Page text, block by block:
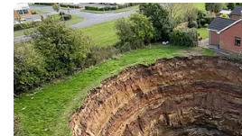
SHAFAR SHALAT
SIAGA SIARAN
SIBOSPINTAR
SIMPATIKA